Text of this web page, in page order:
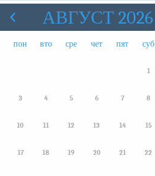
АВГУСТ 2026
пон вто сре чет пят суб
1
3 4 5 6 7 8
10 11 12 13 14 15
17 18 19 20 21 22